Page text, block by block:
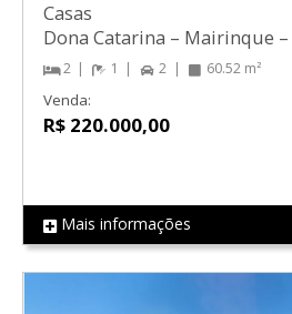
REF LS0095
Casas
Dona Catarina – Mairinque –
2 1 2 60.52 m²
Venda:
R$ 220.000,00
Mais informações